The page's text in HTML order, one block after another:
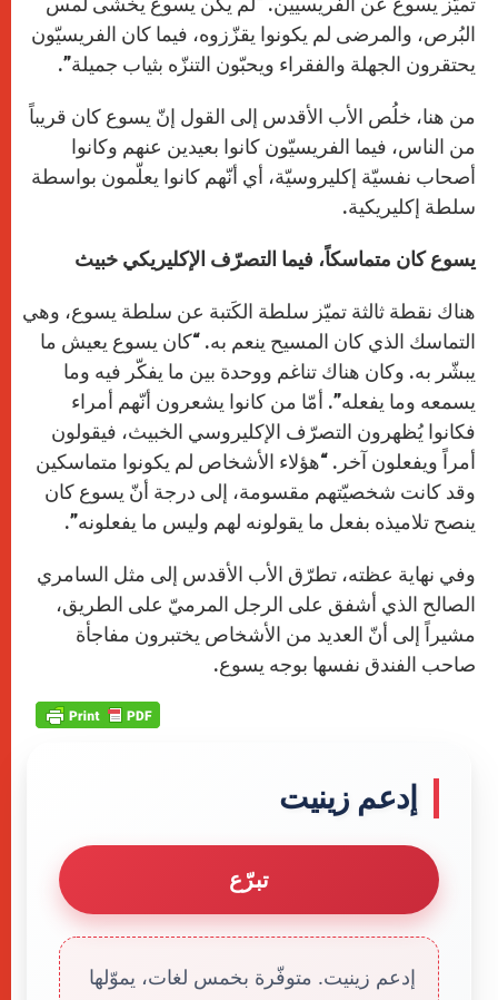
البُرص، والمرضى لم يكونوا يقزّزوه، فيما كان الفريسيّون
يحتقرون الجهلة والفقراء ويحبّون التنزّه بثياب جميلة”.
من هنا، خلُص الأب الأقدس إلى القول إنّ يسوع كان قريباً
من الناس، فيما الفريسيّون كانوا بعيدين عنهم وكانوا
أصحاب نفسيّة إكليروسيّة، أي أنّهم كانوا يعلّمون بواسطة
سلطة إكليريكية.
يسوع كان متماسكاً، فيما التصرّف الإكليريكي خبيث
هناك نقطة ثالثة تميّز سلطة الكَتبة عن سلطة يسوع، وهي
التماسك الذي كان المسيح ينعم به. “كان يسوع يعيش ما
يبشّر به. وكان هناك تناغم ووحدة بين ما يفكّر فيه وما
يسمعه وما يفعله”. أمّا من كانوا يشعرون أنّهم أمراء
فكانوا يُظهرون التصرّف الإكليروسي الخبيث، فيقولون
أمراً ويفعلون آخر. “هؤلاء الأشخاص لم يكونوا متماسكين
وقد كانت شخصيّتهم مقسومة، إلى درجة أنّ يسوع كان
ينصح تلاميذه بفعل ما يقولونه لهم وليس ما يفعلونه”.
وفي نهاية عظته، تطرّق الأب الأقدس إلى مثل السامري
الصالح الذي أشفق على الرجل المرميّ على الطريق،
مشيراً إلى أنّ العديد من الأشخاص يختبرون مفاجأة
صاحب الفندق نفسها بوجه يسوع.
إدعم زينيت
تبرّع
إدعم زينيت. متوفّرة بخمس لغات، يموّلها